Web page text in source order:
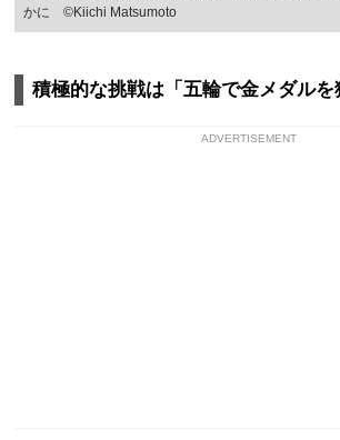
かに ©Kiichi Matsumoto
積極的な挑戦は「五輪で金メダルを
ADVERTISEMENT